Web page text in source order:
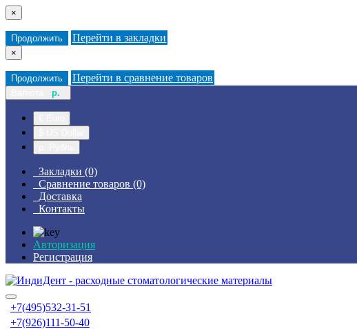
×
Продолжить Перейти в закладки
×
Продолжить Перейти в сравнение товаров
р.
Закладки (0)
Сравнение товаров (0)
Доставка
Контакты
Авторизация
Регистрация
+7(495)532-31-51
+7(926)111-50-40